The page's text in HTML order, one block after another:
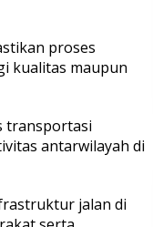
proses
kualitas maupun
transportasi
antarwilayah di
jalan di